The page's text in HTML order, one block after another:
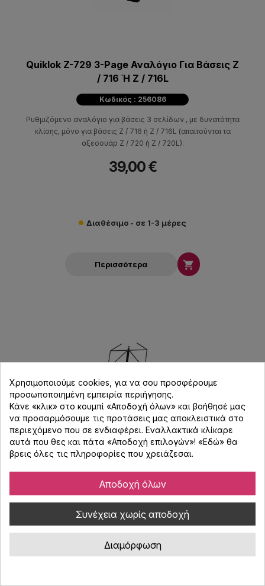
Quiklok Z-729 3-Page Αναλόγιο Για Βάσεις Z
/ 716 Ή Z / 716L
Κωδικός : 256086
Ρυθμιζόμενo αναλόγιο για βάσεις 3 σελίδων , με δυνατότητα
κλίσης, μόνο για βάσεις Z / 716 ή Z / 716L (απαιτούνται τα
αξεσουάρ Z / 720 ή Z / 720L).
39,00 €
Διαθέσιμο - σε 1-3 μέρες
Περισσότερα 
Konig & Meyer 100/5 Αναλόγιο
Επαγγελματικό αναλόγιο μουσικής K&M χάλυβα με πτυσσόμενο
Χρησιμοποιούμε cookies, για να σου προσφέρουμε
προσωποποιημένη εμπειρία περιήγησης.
Κάνε «κλικ» στο κουμπί «Αποδοχή όλων» και βοήθησέ μας
να προσαρμόσουμε τις προτάσεις μας αποκλειστικά στο
περιεχόμενο που σε ενδιαφέρει. Εναλλακτικά κλίκαρε
αυτά που θες και πάτα «Αποδοχή επιλογών»! «Εδώ» θα
βρεις όλες τις πληροφορίες που χρειάζεσαι.
Αποδοχή όλων
Συνέχεια χωρίς αποδοχή
Διαμόρφωση